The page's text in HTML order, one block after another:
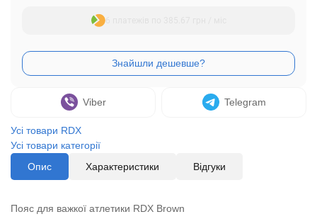
6 платежів по 385.67 грн / міс
Viber Telegram
Усі товари RDX
Усі товари категорії
Опис
Характеристики Відгуки
Пояс для важкої атлетики RDX Brown